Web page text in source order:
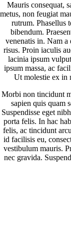
Mauris consequat,
metus, non feugiat
rutrum. Phasellus
bibendum.
venenatis in. Nam a
risus. Proin iaculis
lacinia ipsum
ipsum massa, ac
Ut molestie ex in
Morbi non tincidunt
sapien quis quam
Suspendisse eget
porta felis. In hac
felis, ac tincidunt
id facilisis eu,
vestibulum mauris.
nec gravida.